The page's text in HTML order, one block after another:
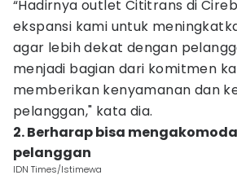
“Hadirnya outlet Cititrans di
ekspansi kami untuk
agar lebih dekat dengan
menjadi bagian dari komitmen
memberikan kenyamanan dan
pelanggan," kata dia.
2. Berharap bisa
pelanggan
IDN Times/Istimewa